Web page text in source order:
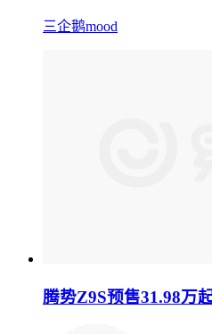
三企鹅mood
腾势Z9S预售31.98万